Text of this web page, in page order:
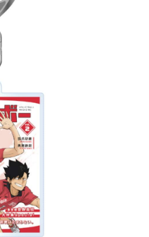
ア』10周年
ォーム
本気だす～』